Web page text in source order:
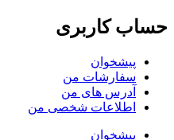
حساب کاربری
پیشخوان
سفارشات من
آدرس های من
اطلاعات شخصی من
پیشخوان